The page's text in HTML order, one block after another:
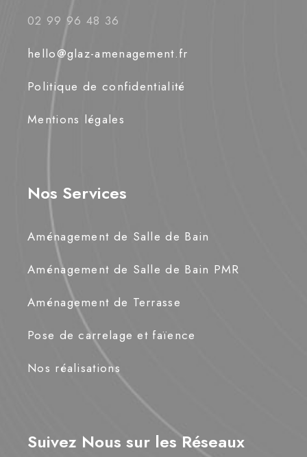
02 99 96 48 36
hello@glaz-amenagement.fr
Politique de confidentialité
Mentions légales
Nos Services
Aménagement de Salle de Bain
Aménagement de Salle de Bain PMR
Aménagement de Terrasse
Pose de carrelage et faïence
Nos réalisations
Suivez Nous sur les Réseaux